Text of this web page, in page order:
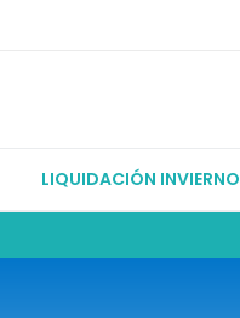
LIQUIDACIÓN INVIERNO